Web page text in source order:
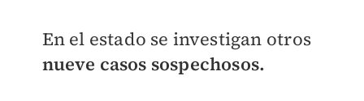
En el estado se investigan otros
nueve casos sospechosos.